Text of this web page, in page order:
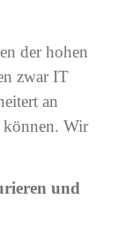
der hohen
zwar IT
an
können. Wir
und